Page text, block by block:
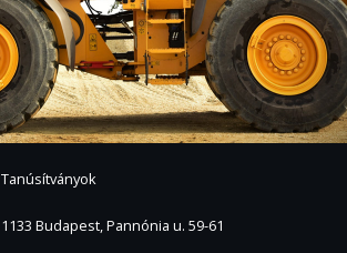
Tanúsítványok
1133 Budapest, Pannónia u. 59-61